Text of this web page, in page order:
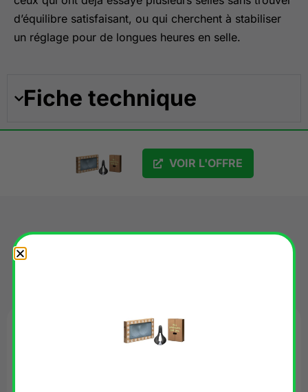
d’équilibre satisfaisant, ou qui cherchent à stabiliser
un réglage pour de longues heures en selle.
Fiche technique
VOIR L'OFFRE